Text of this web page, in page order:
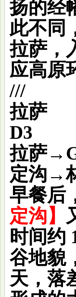
扬的经
此不同
拉萨，
应高原
///
拉萨
D3
拉萨
定沟→
早餐后
定沟】
时间约
谷地貌
天，落